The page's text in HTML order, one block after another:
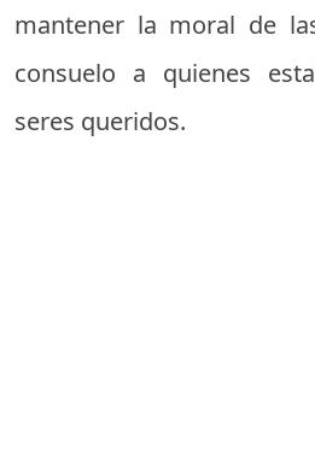
mantener la moral de
consuelo a quienes
seres queridos.